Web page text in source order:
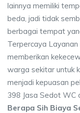
lainnya memiliki
beda, jadi tidak
berbagai tempat
Terpercaya
memberikan
warga sekitar untuk
menjadi kepuasan
398 Jasa Sedot WC
Berapa Sih Biaya